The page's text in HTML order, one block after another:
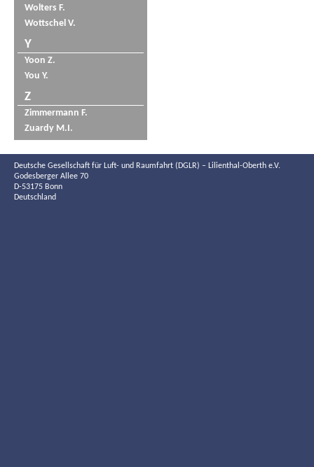
Wolters F.
Wottschel V.
Y
Yoon Z.
You Y.
Z
Zimmermann F.
Zuardy M.I.
Deutsche Gesellschaft für Luft- und Raumfahrt (DGLR) – Lilienthal-Oberth e.V.
Godesberger Allee 70
D-53175 Bonn
Deutschland